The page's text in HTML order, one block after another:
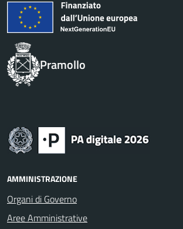
Pramollo
AMMINISTRAZIONE
Organi di Governo
Aree Amministrative